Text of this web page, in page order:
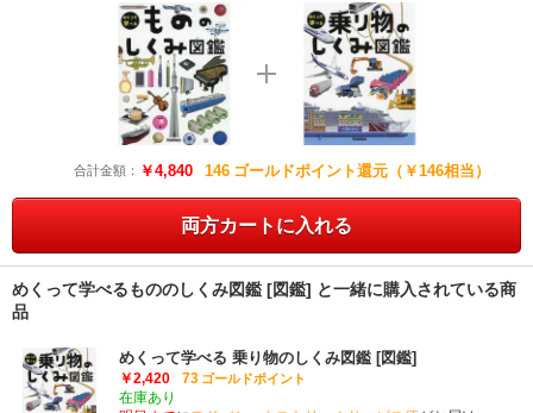
合計金額： ￥4,840 146 ゴールドポイント還元（￥146相当）
両方カートに入れる
めくって学べるもののしくみ図鑑 [図鑑] と一緒に購入されている商
品
めくって学べる 乗り物のしくみ図鑑 [図鑑]
￥2,420 73 ゴールドポイント
在庫あり